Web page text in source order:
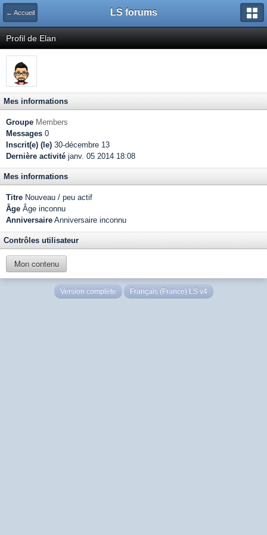
← Accueil LS forums
Profil de Elan
Mes informations
Groupe Members
Messages 0
Inscrit(e) (le) 30-décembre 13
Dernière activité janv. 05 2014 18:08
Mes informations
Titre Nouveau / peu actif
Âge Âge inconnu
Anniversaire Anniversaire inconnu
Contrôles utilisateur
Mon contenu
Version complète Français (France) LS v4